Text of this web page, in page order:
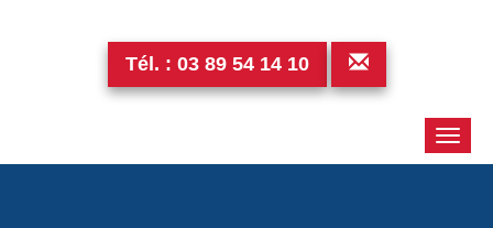
Tél. : 03 89 54 14 10
Toggle